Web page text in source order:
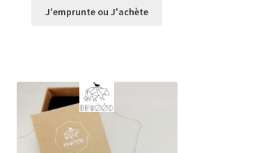
prix :
J'emprunte ou J'achète